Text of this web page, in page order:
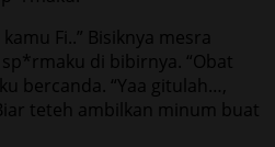
Fi..” Bisiknya mesra
di bibirnya. “Obat
bercanda. “Yaa gitulah…,
teteh ambilkan minum buat